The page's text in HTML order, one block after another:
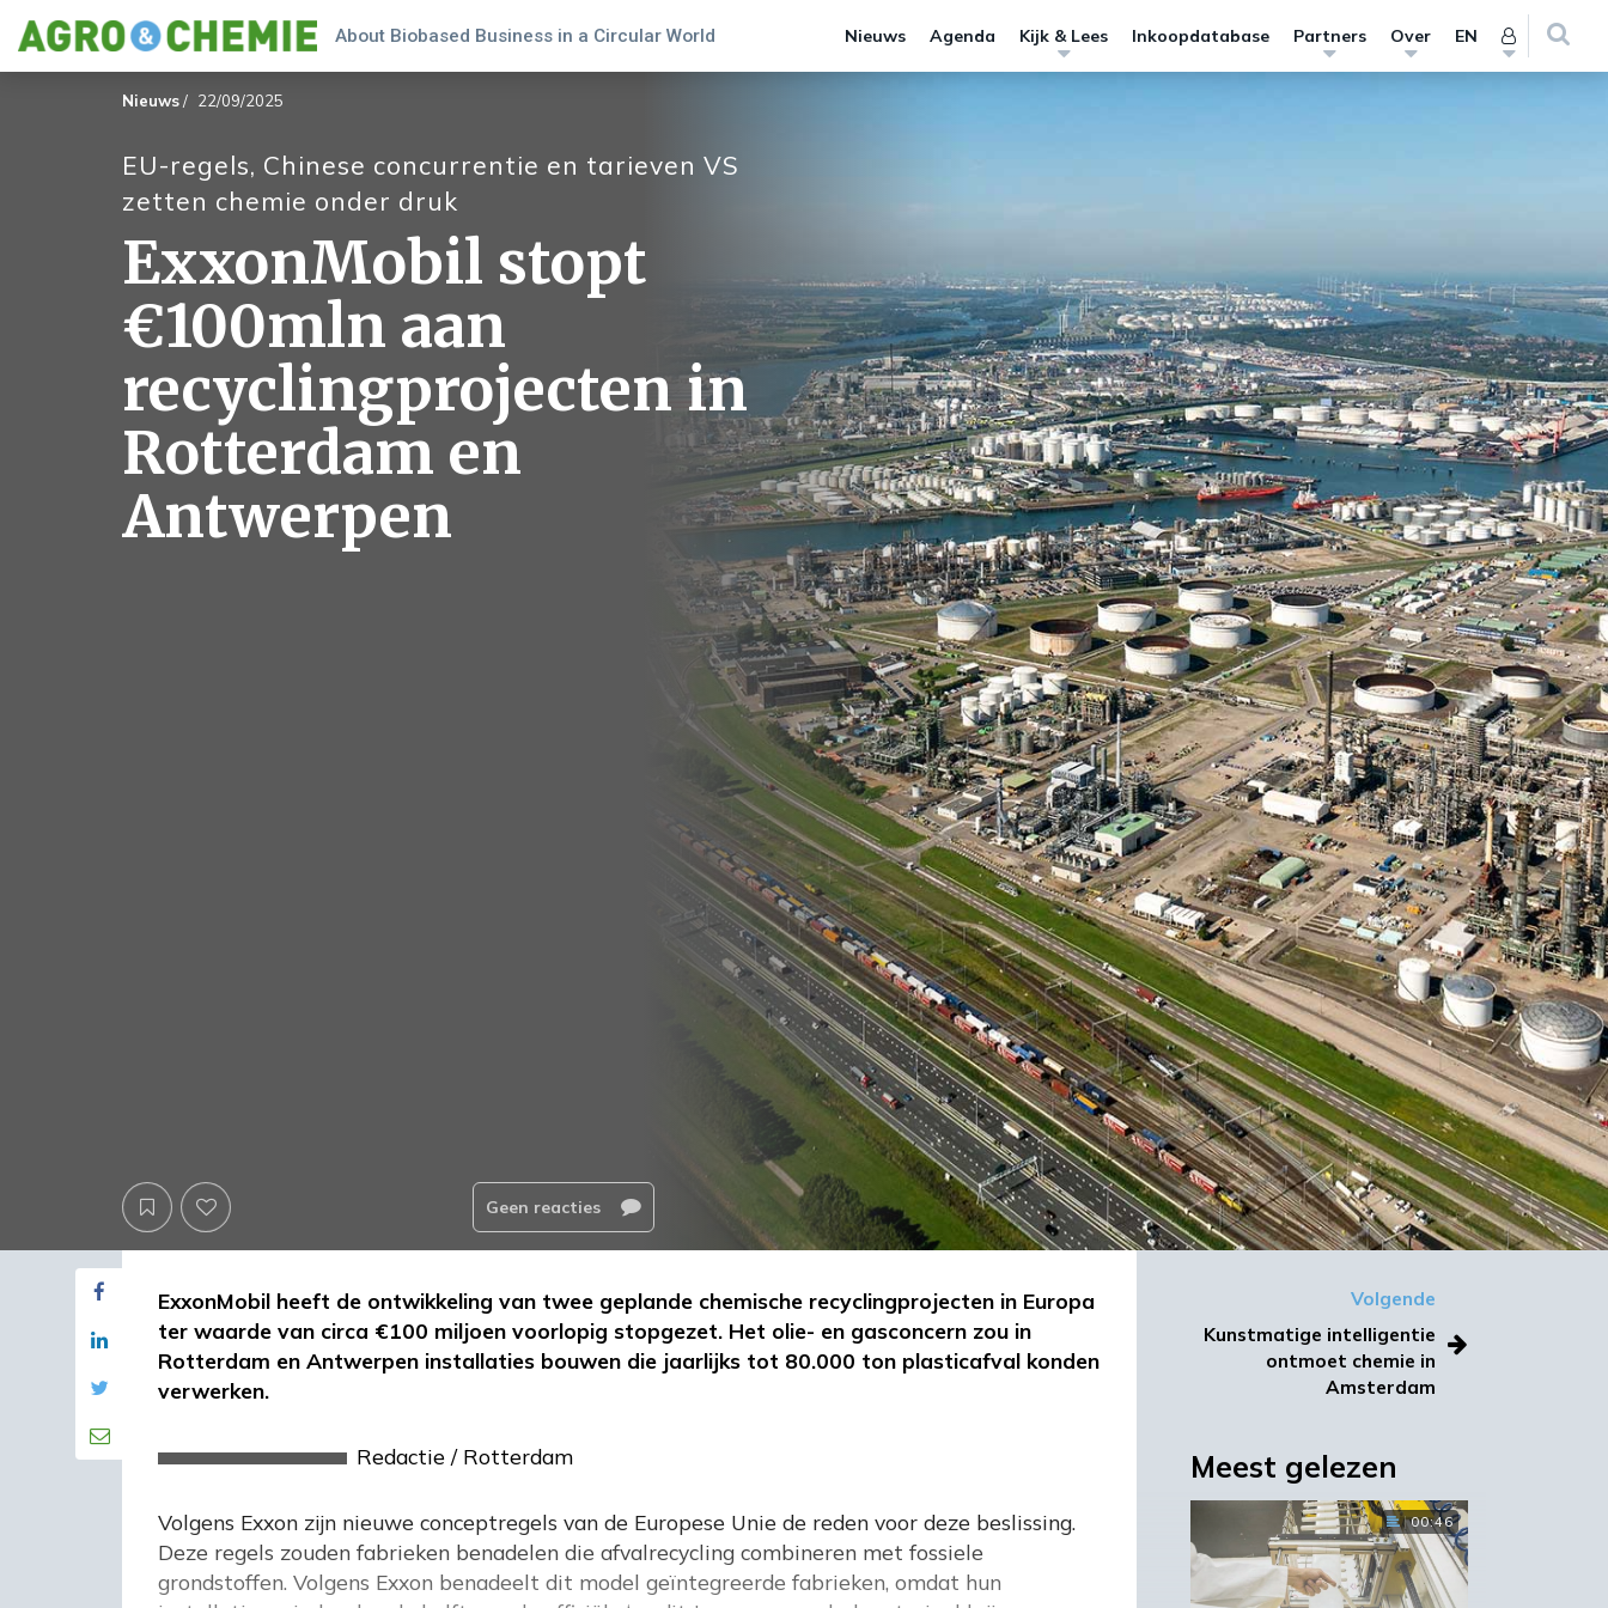
About Biobased Business in a Circular World Nieuws Agenda Kijk & Lees Inkoopdatabase Partners Over EN
Nieuws/ 22/09/2025
EU-regels, Chinese concurrentie en tarieven VS
zetten chemie onder druk
ExxonMobil stopt
€100mln aan
recyclingprojecten in
Rotterdam en
Antwerpen
Geen reacties
ExxonMobil heeft de ontwikkeling van twee geplande chemische recyclingprojecten in Europa
ter waarde van circa €100 miljoen voorlopig stopgezet. Het olie- en gasconcern zou in
Rotterdam en Antwerpen installaties bouwen die jaarlijks tot 80.000 ton plasticafval konden
verwerken.
Redactie / Rotterdam
Volgens Exxon zijn nieuwe conceptregels van de Europese Unie de reden voor deze beslissing.
Deze regels zouden fabrieken benadelen die afvalrecycling combineren met fossiele
grondstoffen. Volgens Exxon benadeelt dit model geïntegreerde fabrieken, omdat hun
Volgende
Kunstmatige intelligentie
ontmoet chemie in
Amsterdam
Meest gelezen
00:46